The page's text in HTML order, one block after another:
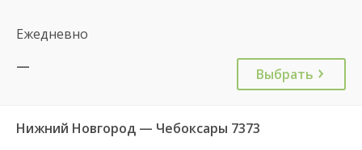
Ежедневно
—
Выбрать
Нижний Новгород — Чебоксары 7373